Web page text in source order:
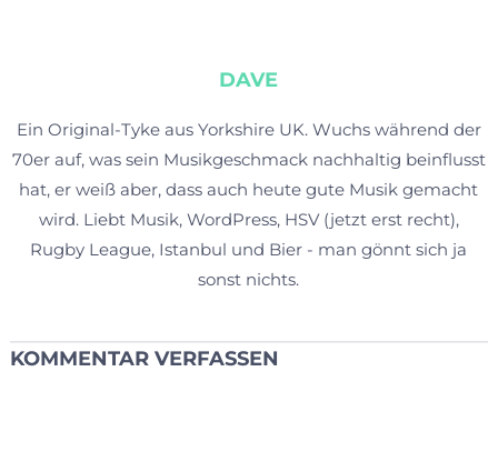
DAVE
Ein Original-Tyke aus Yorkshire UK. Wuchs während der
70er auf, was sein Musikgeschmack nachhaltig beinflusst
hat, er weiß aber, dass auch heute gute Musik gemacht
wird. Liebt Musik, WordPress, HSV (jetzt erst recht),
Rugby League, Istanbul und Bier - man gönnt sich ja
sonst nichts.
KOMMENTAR VERFASSEN